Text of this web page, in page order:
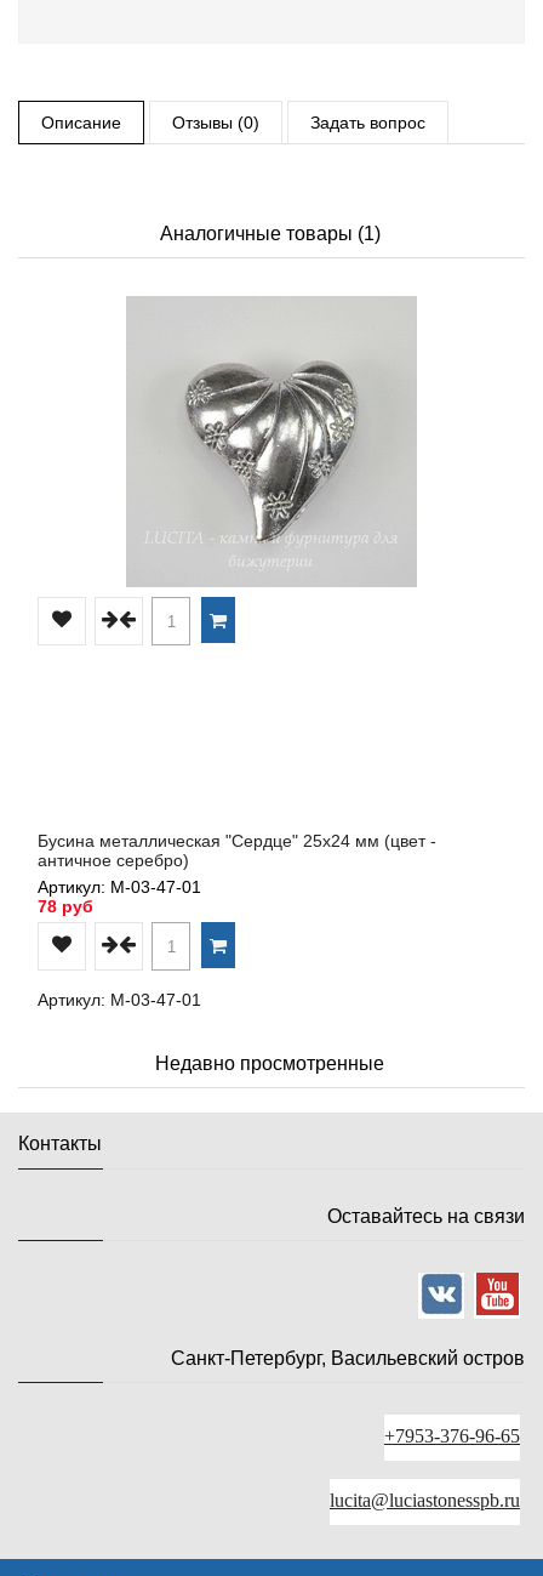
Описание Отзывы (0) Задать вопрос
Аналогичные товары (1)
Бусина металлическая "Сердце" 25х24 мм (цвет -
античное серебро)
Артикул: М-03-47-01
78 руб
Артикул: М-03-47-01
Недавно просмотренные
Контакты
Оставайтесь на связи
Санкт-Петербург, Васильевский остров
+7953-376-96-65
lucita@luciastonesspb.ru